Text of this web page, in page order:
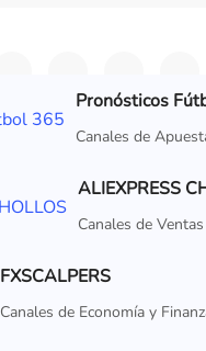
Pronósticos
Canales de
ALIEXPRESS
Canales de Ventas
FXSCALPERS
Canales de Economía y